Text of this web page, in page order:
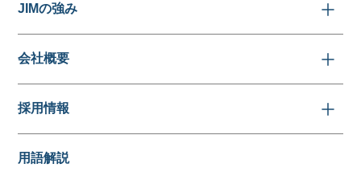
JIMの強み
会社概要
採用情報
用語解説